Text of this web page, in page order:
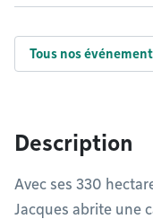
Tous nos
Description
Avec ses 330
Jacques abrite une